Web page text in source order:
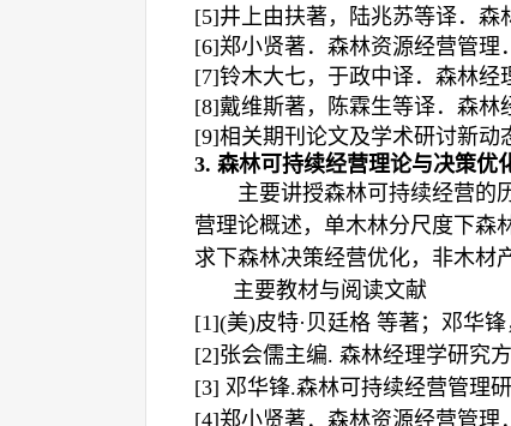
[5]井上由扶著，陆兆苏等译．森
[6]郑小贤著．森林资源经营管理
[7]铃木大七，于政中译．森林经
[8]戴维斯著，陈霖生等译．森林
[9]相关期刊论文及学术研讨新动
3. 森林可持续经营理论与决策优
主要讲授森林可持续经营的
营理论概述，单木林分尺度下森
求下森林决策经营优化，非木材
主要教材与阅读文献
[1](美)皮特· 贝廷格 等著；邓华
[2]张会儒主编. 森林经理学研究
[3] 邓华锋.森林可持续经营管理
[4]郑小贤著．森林资源经营管理